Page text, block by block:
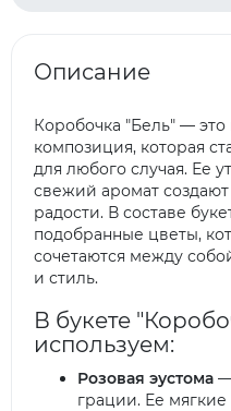
Описание
Коробочка "Бель" — это
композиция, которая
для любого случая. Ее
свежий аромат
радости. В составе
подобранные цветы,
сочетаются между
и стиль.
В букете
используем:
Розовая эустома
грации. Ее